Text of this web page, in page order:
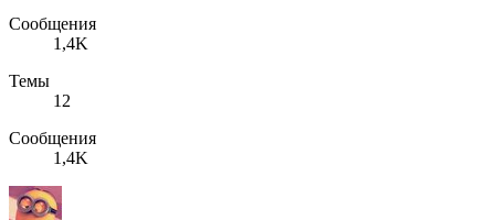
Сообщения
1,4K
Темы
12
Сообщения
1,4K